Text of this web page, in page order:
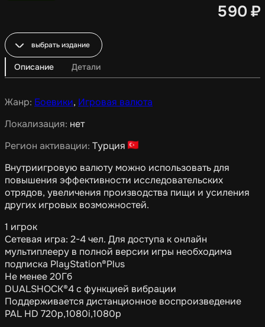
590 ₽
выбрать издание
Описание Детали
Жанр: Боевики, Игровая валюта
Локализация: нет
Регион активации: Турция
Внутриигровую валюту можно использовать для
повышения эффективности исследовательских
отрядов, увеличения производства пищи и усиления
других игровых возможностей.
1 игрок
Сетевая игра: 2-4 чел. Для доступа к онлайн
мультиплееру в полной версии игры необходима
подписка PlayStation®Plus
Не менее 20Гб
DUALSHOCK®4 с функцией вибрации
Поддерживается дистанционное воспроизведение
PAL HD 720p,1080i,1080p